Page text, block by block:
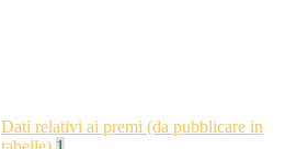
Dati relativi ai premi (da pubblicare in